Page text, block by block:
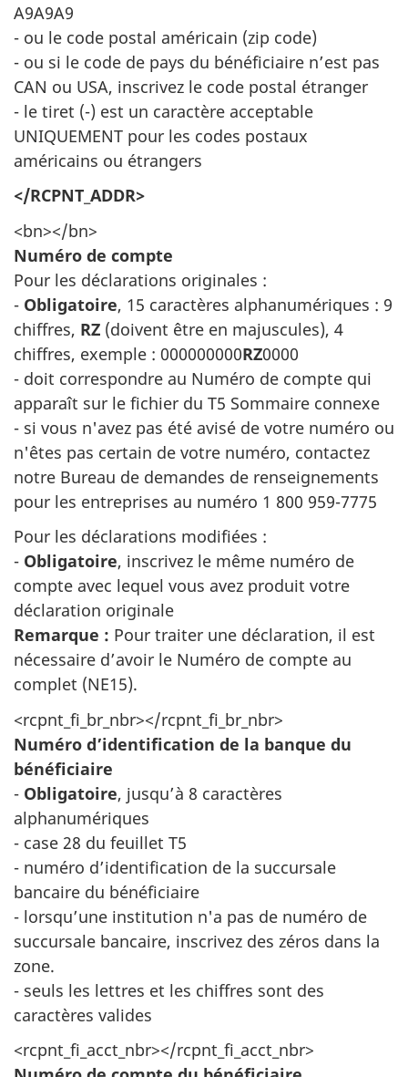
A9A9A9
- ou le code postal américain (zip code)
- ou si le code de pays du bénéficiaire n’est pas
CAN ou USA, inscrivez le code postal étranger
- le tiret (-) est un caractère acceptable
UNIQUEMENT pour les codes postaux
américains ou étrangers
</RCPNT_ADDR>
<bn></bn>
Numéro de compte
Pour les déclarations originales :
- Obligatoire, 15 caractères alphanumériques : 9
chiffres, RZ (doivent être en majuscules), 4
chiffres, exemple : 000000000RZ0000
- doit correspondre au Numéro de compte qui
apparaît sur le fichier du T5 Sommaire connexe
- si vous n'avez pas été avisé de votre numéro ou
n'êtes pas certain de votre numéro, contactez
notre Bureau de demandes de renseignements
pour les entreprises au numéro 1 800 959-7775
Pour les déclarations modifiées :
- Obligatoire, inscrivez le même numéro de
compte avec lequel vous avez produit votre
déclaration originale
Remarque : Pour traiter une déclaration, il est
nécessaire d’avoir le Numéro de compte au
complet (NE15).
<rcpnt_fi_br_nbr></rcpnt_fi_br_nbr>
Numéro d’identification de la banque du
bénéficiaire
- Obligatoire, jusqu’à 8 caractères
alphanumériques
- case 28 du feuillet T5
- numéro d’identification de la succursale
bancaire du bénéficiaire
- lorsqu’une institution n'a pas de numéro de
succursale bancaire, inscrivez des zéros dans la
zone.
- seuls les lettres et les chiffres sont des
caractères valides
<rcpnt_fi_acct_nbr></rcpnt_fi_acct_nbr>